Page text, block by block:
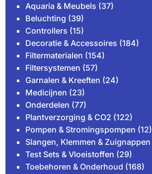
Aquaria & Meubels (37)
Beluchting (39)
Controllers (15)
Decoratie & Accessoires (184)
Filtermaterialen (154)
Filtersystemen (57)
Garnalen & Kreeften (24)
Medicijnen (23)
Onderdelen (77)
Plantverzorging & CO2 (122)
Pompen & Stromingspompen (12)
Slangen, Klemmen & Zuignappen
Test Sets & Vloeistoffen (29)
Toebehoren & Onderhoud (168)